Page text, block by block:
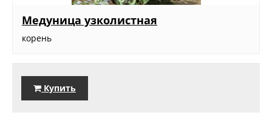
Медуница узколистная
корень
Купить